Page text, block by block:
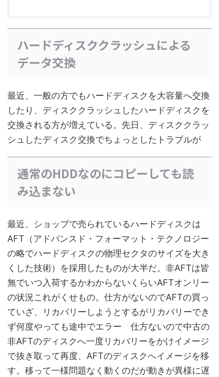
ハードディスククラッシュによる
データ交換
最近、一般の方でもハードディスクを大容量へ交換
したり、ディスククラッシュしたハードディスクを
交換される方が増えている。先日、ディスククラッ
シュしたディスク交換でちょっとしたトラブルが
通常のHDDなのにコピーしても読
み込まない
最近、ショップで売られているハードディスクは
AFT（アドバンスド・フォーマット・テクノロジー
の略でハードディスクの物理セクタのサイズを大き
くした技術）を採用したものが大半だ。非AFTは皆
無でいつ入荷するかわからないくらいAFTオンリー
の状況これがくせもの。仕方がないのでAFTの買っ
ていざ、リカバリーしようとするがリカバリーでき
ず何度やっても途中でエラー 仕方ないので中古の
非AFTのディスクへ一度リカバリーをかけイメージ
で抜き取って再度、AFTのディスクへイメージを移
す。移って一様問題なく動くのだが動きが異様に遅